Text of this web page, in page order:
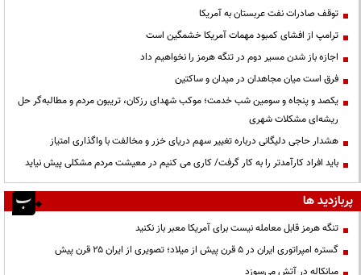
توقف صادرات نفت عربستان به آمریکا
ترامپ از افشای کمبود مهمات آمریکا خشمگین است
اجازه باز شدن مسیر دوم در تنگه هرمز را نخواهیم داد
فرق است میان مجاهدان در میدان و ساکتین
یکصد و پنجاه و سومین شب خدمت؛ موکب شهدای رزکان، تریبون مردم و مطالبه‌گر حل
ریشه‌ای مشکلات شهری
هشدار حاجی دلیگانی درباره تغییر سهم دریای خزر و مخالفت با واگذاری امتیاز
باید افراد کارآمدتر را به کار گرفت/ کاری می کنیم در معیشت مردم مشکلی پیش نیاید
پربازدید ها
تنگه هرمز قابل معامله نیست برای آمریکا معبر باز نکنید
گستره امپراتوری ایران در ۵ قرن پیش از میلاد؛ تصویری از ایران ۲۵ قرن پیش
میانکاله در آتش می‌سوزد